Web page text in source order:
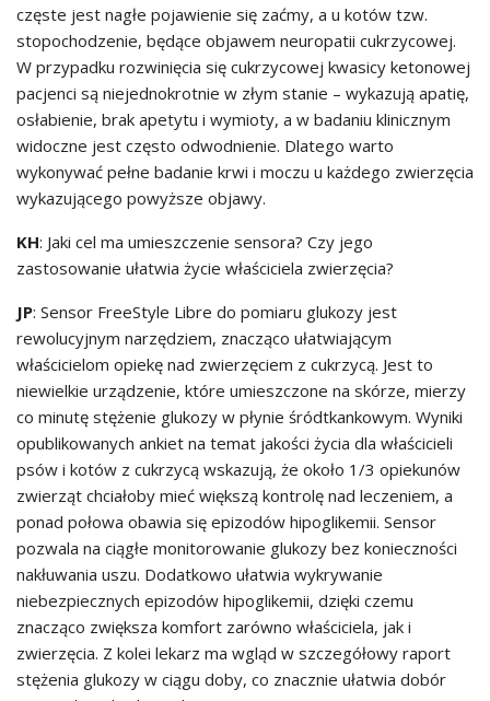
częste jest nagłe pojawienie się zaćmy, a u kotów tzw.
stopochodzenie, będące objawem neuropatii cukrzycowej.
W przypadku rozwinięcia się cukrzycowej kwasicy ketonowej
pacjenci są niejednokrotnie w złym stanie – wykazują apatię,
osłabienie, brak apetytu i wymioty, a w badaniu klinicznym
widoczne jest często odwodnienie. Dlatego warto
wykonywać pełne badanie krwi i moczu u każdego zwierzęcia
wykazującego powyższe objawy.
KH: Jaki cel ma umieszczenie sensora? Czy jego
zastosowanie ułatwia życie właściciela zwierzęcia?
JP: Sensor FreeStyle Libre do pomiaru glukozy jest
rewolucyjnym narzędziem, znacząco ułatwiającym
właścicielom opiekę nad zwierzęciem z cukrzycą. Jest to
niewielkie urządzenie, które umieszczone na skórze, mierzy
co minutę stężenie glukozy w płynie śródtkankowym. Wyniki
opublikowanych ankiet na temat jakości życia dla właścicieli
psów i kotów z cukrzycą wskazują, że około 1/3 opiekunów
zwierząt chciałoby mieć większą kontrolę nad leczeniem, a
ponad połowa obawia się epizodów hipoglikemii. Sensor
pozwala na ciągłe monitorowanie glukozy bez konieczności
nakłuwania uszu. Dodatkowo ułatwia wykrywanie
niebezpiecznych epizodów hipoglikemii, dzięki czemu
znacząco zwiększa komfort zarówno właściciela, jak i
zwierzęcia. Z kolei lekarz ma wgląd w szczegółowy raport
stężenia glukozy w ciągu doby, co znacznie ułatwia dobór